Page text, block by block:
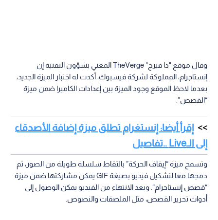
وقال موقع "ذا فيرج" TheVerge المعني بشؤون التقنية إن
إنستاجرام، المملوكة لشركة فيسبوك، أكدت له اختبار الميزة الجديد،
بعدما لاحظ الموقع وجود الميزة بين إعدادات الكاميرا ضمن ميزة
“القصص”.
إقرأ أيضا: إنستغرام تطلق ميزة إضافة الأصدقاء
إلى الـLive ..تفاصيل
وتسمح ميزة “إيقاف الحركة” بالتقاط سلسلة طويلة من الصور، ثم
دمجها معا لتشكيل فيديو بصيغة GIF يمكن مشاركتها ضمن ميزة
“قصص إنستاجرام”. وبعد الانتهاء من الفيديو يمكن الوصول إلى
أدوات تحرير القصص، مثل الملصقات والنصوص.